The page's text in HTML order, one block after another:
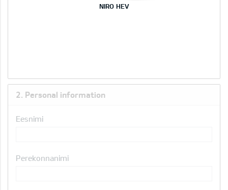
2. Personal information
NIRO HEV
Eesnimi
Perekonnanimi